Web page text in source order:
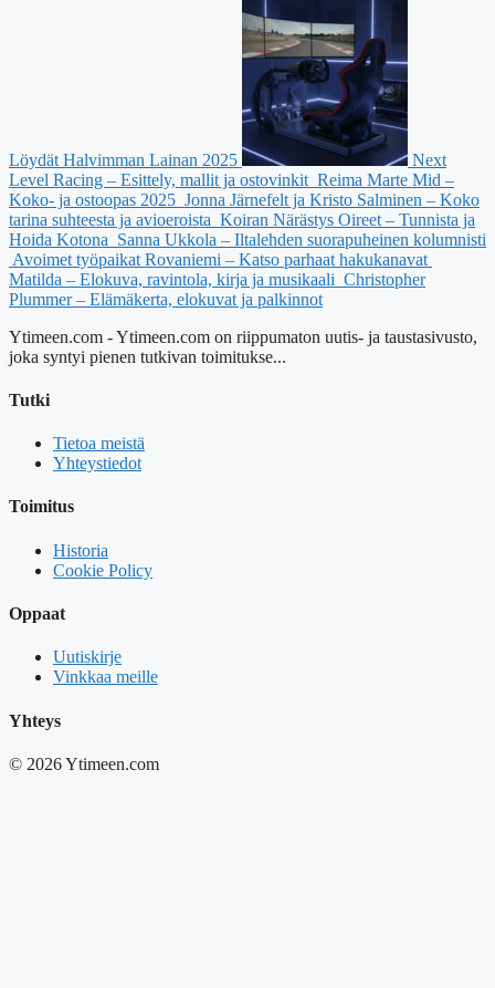
Löydät Halvimman Lainan 2025
Next
Level Racing – Esittely, mallit ja ostovinkit Reima Marte Mid –
Koko- ja ostoopas 2025 Jonna Järnefelt ja Kristo Salminen – Koko
tarina suhteesta ja avioeroista Koiran Närästys Oireet – Tunnista ja
Hoida Kotona Sanna Ukkola – Iltalehden suorapuheinen kolumnisti
Avoimet työpaikat Rovaniemi – Katso parhaat hakukanavat
Matilda – Elokuva, ravintola, kirja ja musikaali Christopher
Plummer – Elämäkerta, elokuvat ja palkinnot
Ytimeen.com - Ytimeen.com on riippumaton uutis- ja taustasivusto,
joka syntyi pienen tutkivan toimitukse...
Tutki
Tietoa meistä
Yhteystiedot
Toimitus
Historia
Cookie Policy
Oppaat
Uutiskirje
Vinkkaa meille
Yhteys
© 2026 Ytimeen.com